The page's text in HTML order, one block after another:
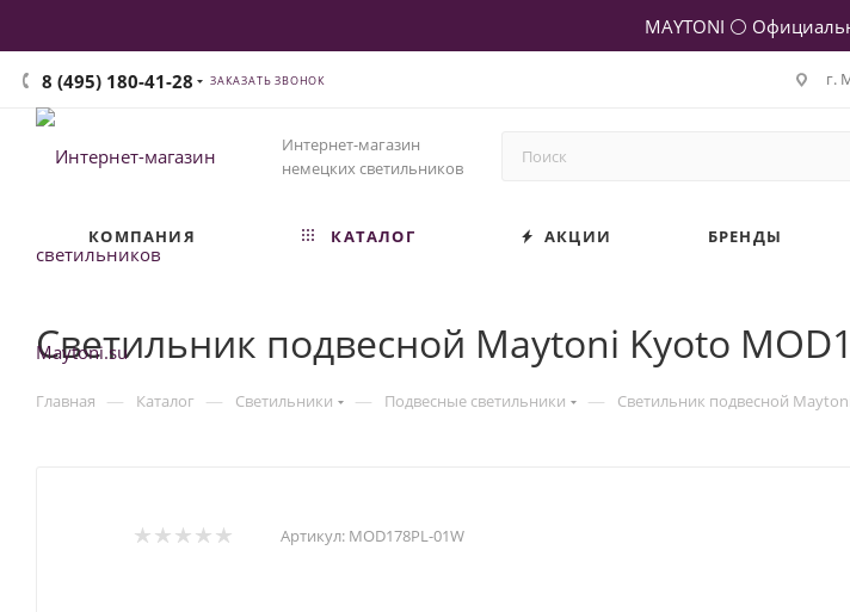
MAYTONI ⚪
8 (495) 180-41-28 ЗАКАЗАТЬ ЗВОНОК г.
Интернет-магазин
немецких светильников
КОМПАНИЯ КАТАЛОГ АКЦИИ БРЕНДЫ
Светильник подвесной Maytoni Kyoto
Главная — Каталог — Светильники — Подвесные светильники — Светильник подвесной
Артикул: MOD178PL-01W